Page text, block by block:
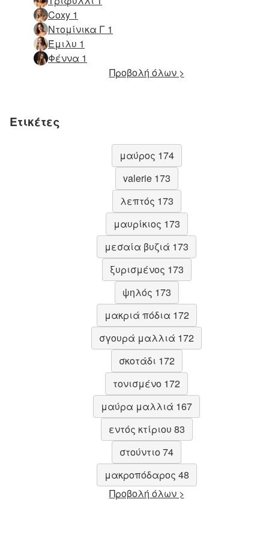
Coxy 1
Ντομίνικα Γ 1
Έμιλυ 1
Φέννα 1
Προβολή όλων >
Ετικέτες
μαύρος 174
valerie 173
λεπτός 173
μαυρίκιος 173
μεσαία βυζιά 173
ξυρισμένος 173
ψηλός 173
μακριά πόδια 172
σγουρά μαλλιά 172
σκοτάδι 172
τονισμένο 172
μαύρα μαλλιά 167
εντός κτίριου 83
στούντιο 74
μακροπόδαρος 48
Προβολή όλων >